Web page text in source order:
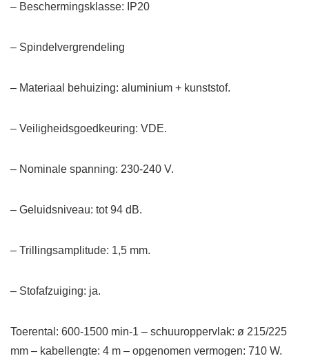
– Beschermingsklasse: IP20
– Spindelvergrendeling
– Materiaal behuizing: aluminium + kunststof.
– Veiligheidsgoedkeuring: VDE.
– Nominale spanning: 230-240 V.
– Geluidsniveau: tot 94 dB.
– Trillingsamplitude: 1,5 mm.
– Stofafzuiging: ja.
Toerental: 600-1500 min-1 – schuuroppervlak: ø 215/225
mm – kabellengte: 4 m – opgenomen vermogen: 710 W.